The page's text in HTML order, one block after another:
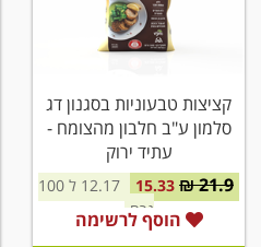
קציצות טבעוניות בסגנון דג
סלמון ע"ב חלבון מהצומח -
עתיד ירוק
21.9 ₪
15.33
12.17 ל 100
גרם
הוסף לרשימה